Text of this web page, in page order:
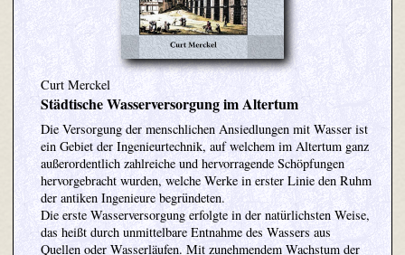
Curt Merckel
Städtische Wasserversorgung im Altertum
Die Versorgung der menschlichen Ansiedlungen mit Wasser ist
ein Gebiet der Ingenieurtechnik, auf welchem im Altertum ganz
außerordentlich zahlreiche und hervorragende Schöpfungen
hervorgebracht wurden, welche Werke in erster Linie den Ruhm
der antiken Ingenieure begründeten.
Die erste Wasserversorgung erfolgte in der natürlichsten Weise,
das heißt durch unmittelbare Entnahme des Wassers aus
Quellen oder Wasserläufen. Mit zunehmendem Wachstum der